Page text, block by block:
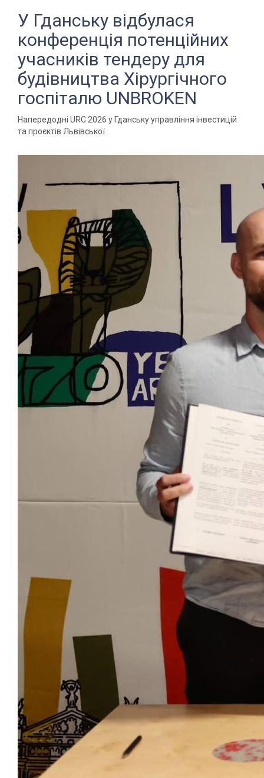
У Гданську відбулася
конференція потенційних
учасників тендеру для
будівництва Хірургічного
госпіталю UNBROKEN
Напередодні URC 2026 у Гданську управління інвестицій
та проєктів Львівської